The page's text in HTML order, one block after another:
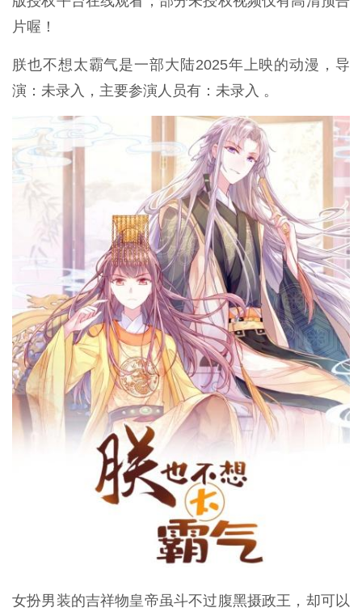
片喔！
朕也不想太霸气是一部大陆2025年上映的动漫，导
演：未录入，主要参演人员有：未录入 。
女扮男装的吉祥物皇帝虽斗不过腹黑摄政王，却可以